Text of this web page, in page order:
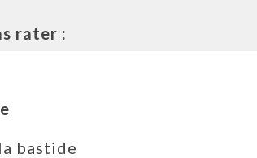
rater :
bastide